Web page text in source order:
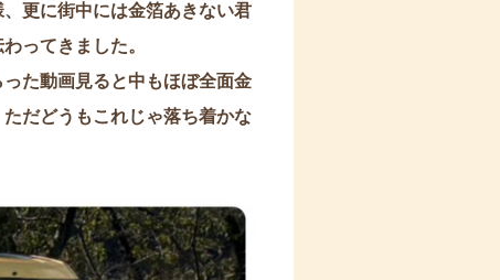
更に街中には金箔あきない君
ってきました。
た動画見ると中もほぼ全面金
だどうもこれじゃ落ち着かな